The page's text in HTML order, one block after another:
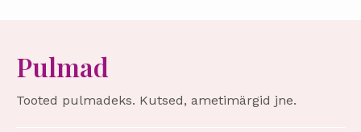
Pulmad
Tooted pulmadeks. Kutsed, ametimärgid jne.